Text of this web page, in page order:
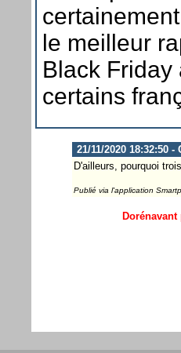
le meilleur
Black
certains
21/11/2020 18:32:50 -
D'ailleurs, pourquoi
Publié via l'application